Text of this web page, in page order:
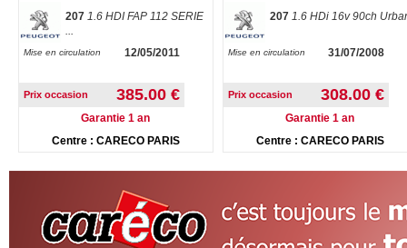
207 1.6 HDI FAP 112 SERIE
...
Mise en circulation 12/05/2011
Prix occasion 385.00 €
Garantie 1 an
Centre : CARECO PARIS
207 1.6 HDi 16v 90ch
Mise en circulation 31/07/2008
Prix occasion 308.00 €
Garantie 1 an
Centre : CARECO PARIS